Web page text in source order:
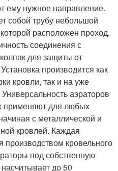
ему нужное направление.
собой трубу небольшой
расположен проход,
соединения с
для защиты от
производится как
кровли, так и на уже
аэраторов
применяют для любых
с металлической и
кровлей. Каждая
кровельного
под собственную
до 50